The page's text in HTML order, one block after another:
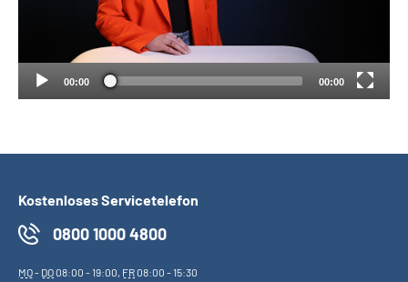
Inhalte in Gebärdensprache (DGS)
Leichte Sprache
Mein Kundenportal
00:00 00:00
Kostenloses Servicetelefon
0800 1000 4800
MO- DO08:00 - 19:00, FR08:00 - 15:30